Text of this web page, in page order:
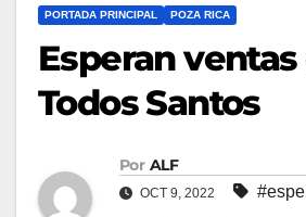
PORTADA PRINCIPAL POZA RICA
Esperan
Todos Santos
Por ALF
OCT 9, 2022